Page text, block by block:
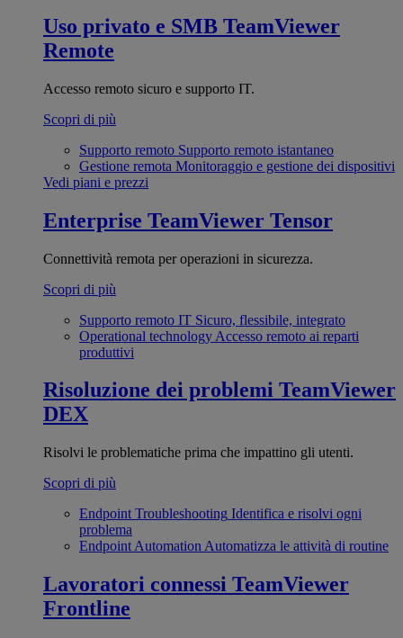
Uso privato e SMB TeamViewer
Remote
Accesso remoto sicuro e supporto IT.
Scopri di più
Supporto remoto Supporto remoto istantaneo
Gestione remota Monitoraggio e gestione dei dispositivi
Vedi piani e prezzi
Enterprise TeamViewer Tensor
Connettività remota per operazioni in sicurezza.
Scopri di più
Supporto remoto IT Sicuro, flessibile, integrato
Operational technology Accesso remoto ai reparti
produttivi
Risoluzione dei problemi TeamViewer
DEX
Risolvi le problematiche prima che impattino gli utenti.
Scopri di più
Endpoint Troubleshooting Identifica e risolvi ogni
problema
Endpoint Automation Automatizza le attività di routine
Lavoratori connessi TeamViewer
Frontline